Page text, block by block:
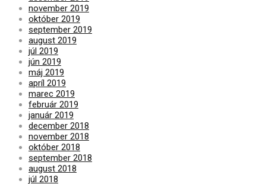
november 2019
október 2019
september 2019
august 2019
júl 2019
jún 2019
máj 2019
apríl 2019
marec 2019
február 2019
január 2019
december 2018
november 2018
október 2018
september 2018
august 2018
júl 2018